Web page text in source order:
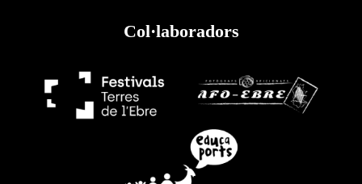
Col·laboradors